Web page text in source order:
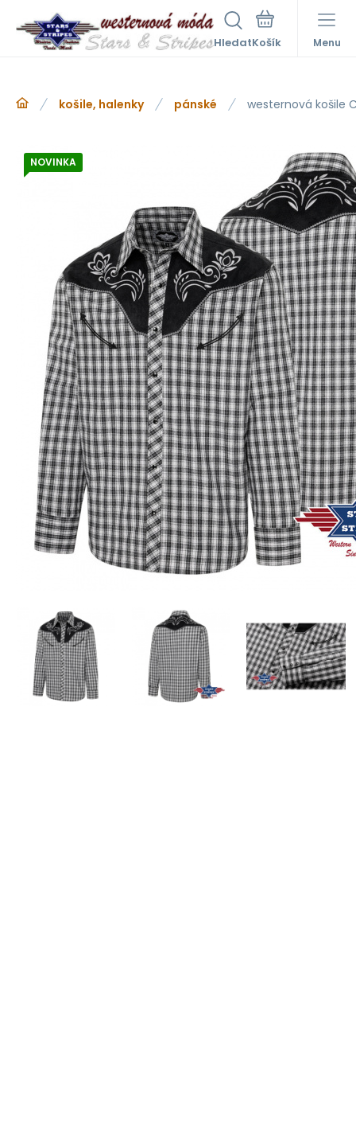
Hledat Menu
košile, halenky pánské westernová košile
NOVINKA